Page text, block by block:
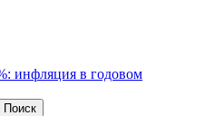
инфляция в годовом
Поиск